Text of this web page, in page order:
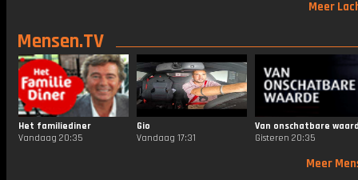
Meer
Mensen.TV
Het familiediner
Vandaag 20:35
Gio
Vandaag 17:31
Van onschatbare
Gisteren 20:35
Meer